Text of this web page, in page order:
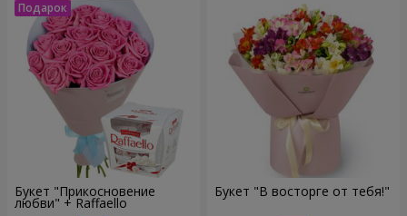
Букет "Прикосновение
любви" + Raffaello
Букет "В восторге от тебя!"